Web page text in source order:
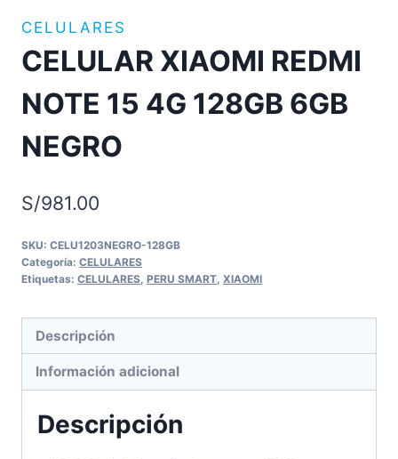
CELULARES
CELULAR XIAOMI REDMI
NOTE 15 4G 128GB 6GB
NEGRO
S/981.00
SKU: CELU1203NEGRO-128GB
Categoría: CELULARES
Etiquetas: CELULARES PERU SMART XIAOMI
Descripción
Información adicional
Descripción